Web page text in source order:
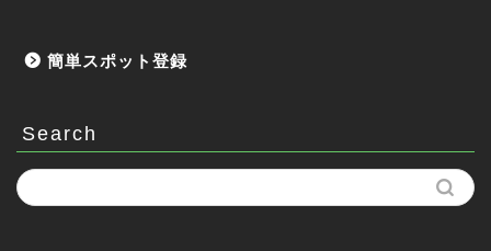
簡単スポット登録
Search